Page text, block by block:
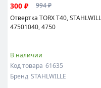
300 ₽
994 ₽
Отвертка TORX T40,
47501040, 4750
В наличии
Код товара 61635
Бренд STAHLWILLE